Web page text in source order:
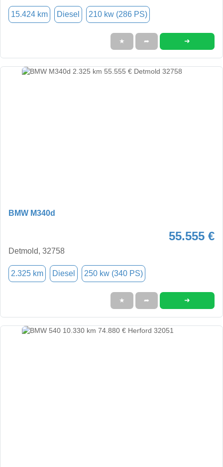
15.424 km Diesel 210 kw (286 PS)
★ ➦ ➜
BMW M340d
55.555 €
Detmold, 32758
2.325 km Diesel 250 kw (340 PS)
★ ➦ ➜